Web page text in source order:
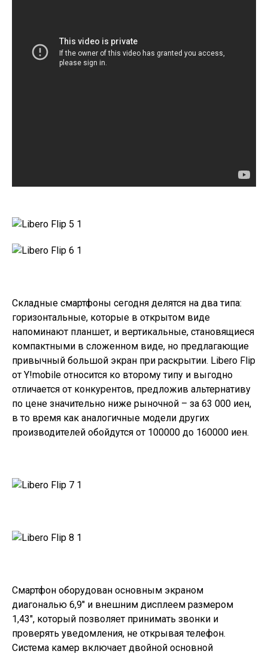
Складные смартфоны сегодня делятся на два типа:
горизонтальные, которые в открытом виде
напоминают планшет, и вертикальные, становящиеся
компактными в сложенном виде, но предлагающие
привычный большой экран при раскрытии. Libero Flip
от Y!mobile относится ко второму типу и выгодно
отличается от конкурентов, предложив альтернативу
по цене значительно ниже рыночной – за 63 000 иен,
в то время как аналогичные модели других
производителей обойдутся от 100000 до 160000 иен.
Смартфон оборудован основным экраном
диагональю 6,9″ и внешним дисплеем размером
1,43″, который позволяет принимать звонки и
проверять уведомления, не открывая телефон.
Система камер включает двойной основной